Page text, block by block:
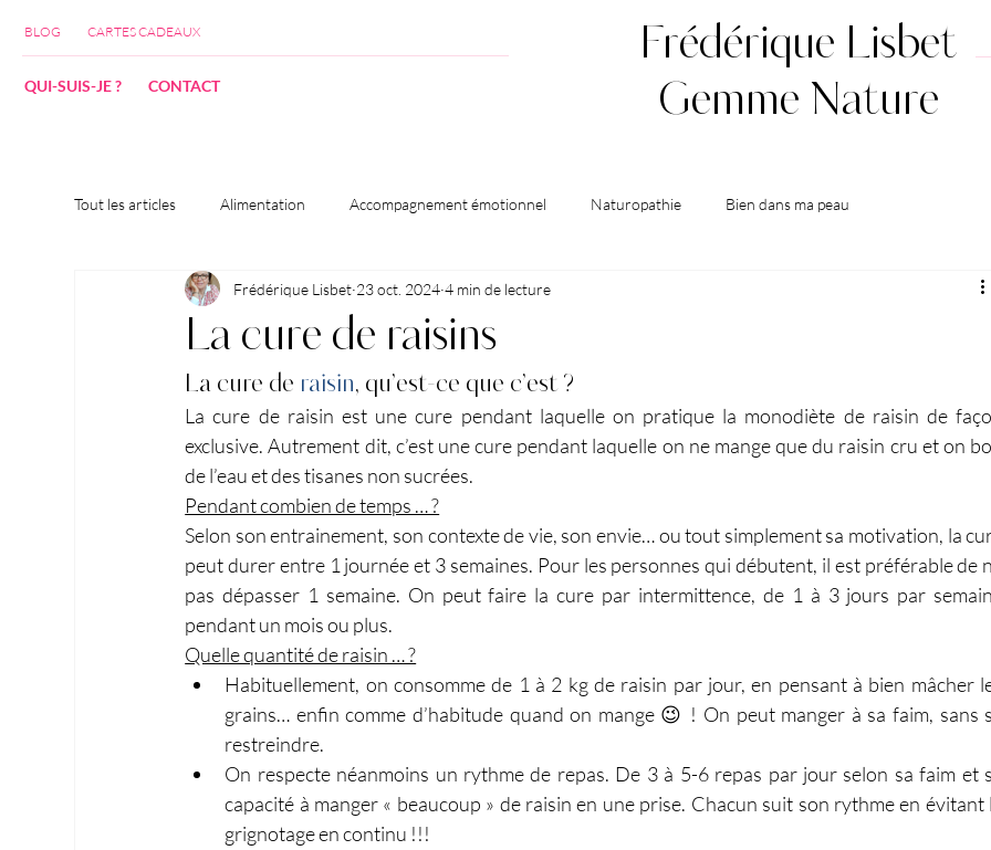
QUI-SUIS-JE ? CONTACT
BLOG CARTES CADEAUX
Frédérique Lisbet
Gemme Nature
Tout les articles Alimentation Accompagnement émotionnel Naturopathie Bien dans ma peau
La cure de raisins
Frédérique Lisbet 23 oct. 2024 4 min de lecture
La cure de raisin, qu’est-ce que c’est ?
La cure de raisin est une cure pendant laquelle on pratique la monodiète de raisin de
exclusive. Autrement dit, c’est une cure pendant laquelle on ne mange que du raisin cru et on
de l’eau et des tisanes non sucrées.
Pendant combien de temps … ?
Selon son entrainement, son contexte de vie, son envie… ou tout simplement sa motivation, la
peut durer entre 1 journée et 3 semaines. Pour les personnes qui débutent, il est préférable de
pas dépasser 1 semaine. On peut faire la cure par intermittence, de 1 à 3 jours par
pendant un mois ou plus.
Quelle quantité de raisin … ?
Habituellement, on consomme de 1 à 2 kg de raisin par jour, en pensant à bien mâcher
grains… enfin comme d’habitude quand on mange 😉 ! On peut manger à sa faim, sans
restreindre.
On respecte néanmoins un rythme de repas. De 3 à 5-6 repas par jour selon sa faim et
capacité à manger « beaucoup » de raisin en une prise. Chacun suit son rythme en évitant
grignotage en continu !!!